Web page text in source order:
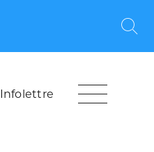
Infolettre